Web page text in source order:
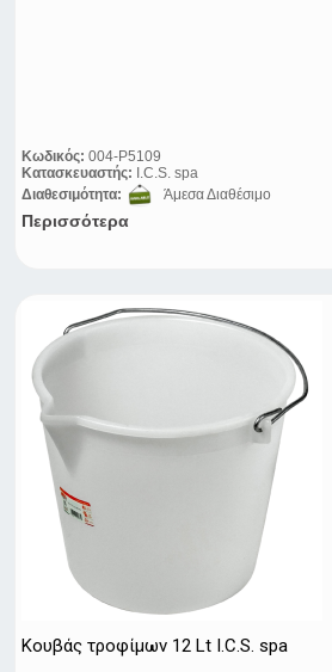
Κωδικός: 004-Ρ5109
Κατασκευαστής: I.C.S. spa
Διαθεσιμότητα:
Άμεσα Διαθέσιμο
Περισσότερα
Κουβάς τροφίμων 12 Lt I.C.S. spa